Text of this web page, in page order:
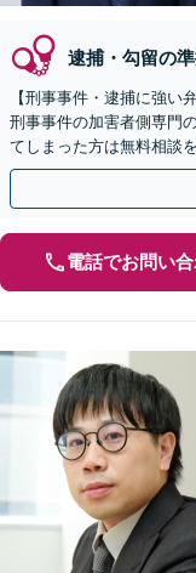
逮捕・勾留の
【刑事事件・逮捕に強い
刑事事件の加害者側専門
てしまった方は無料相談
対応】【弁護士待機中/当
電話でお問い